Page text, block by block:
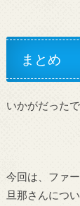
まとめ
いかがだったで
今回は、ファ
旦那さんにつ